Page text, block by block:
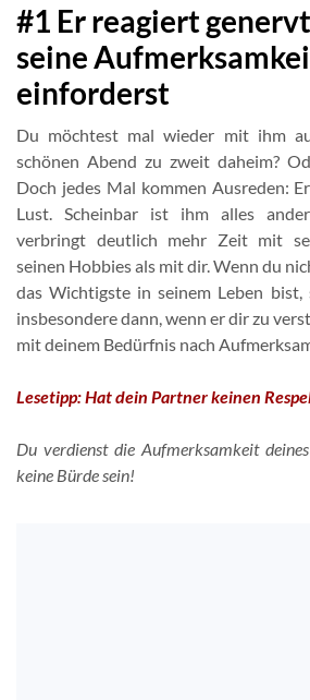
#1 Er reagiert
seine
einforderst
Du möchtest mal wieder mit ihm
schönen Abend zu zweit daheim?
Doch jedes Mal kommen Ausreden:
Lust. Scheinbar ist ihm alles
verbringt deutlich mehr Zeit mit
seinen Hobbies als mit dir. Wenn du
das Wichtigste in seinem Leben
insbesondere dann, wenn er dir zu
mit deinem Bedürfnis nach
Lesetipp: Hat dein Partner keinen
Du verdienst die Aufmerksamkeit
keine Bürde sein!